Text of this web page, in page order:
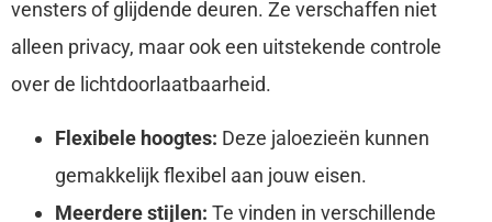
vensters of glijdende deuren. Ze verschaffen niet
alleen privacy, maar ook een uitstekende controle
over de lichtdoorlaatbaarheid.
Flexibele hoogtes: Deze jaloezieën kunnen
gemakkelijk flexibel aan jouw eisen.
Meerdere stijlen: Te vinden in verschillende